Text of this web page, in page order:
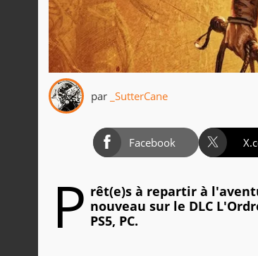
par _SutterCane
Facebook
P rêt(e)s à repartir à
nouveau sur le DLC
PS5, PC.